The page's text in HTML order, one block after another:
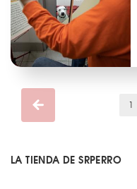
1
LA TIENDA DE SRPERRO